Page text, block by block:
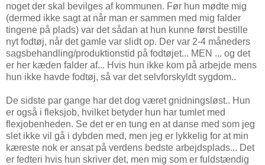
noget der skal bevilges af kommunen. Før hun mødte mig
(dermed ikke sagt at når man er sammen med mig falder
tingene på plads) var det sådan at hun kunne først bestille
nyt fodtøj, når det gamle var slidt op. Der var 2-4 måneders
sagsbehandling/produktionstid på fodtøjet... MEN ... og det
er her kæden falder af... Hvis hun ikke kom på arbejde mens
hun ikke havde fodtøj, så var det selvforskyldt sygdom..
De sidste par gange har det dog været gnidningsløst.. Hun
er også i fleksjob, hvilket betyder hun har tumlet med
flexjobenheden. Se det er en tung en at danse med som jeg
slet ikke vil gå i dybden med, men jeg er lykkelig for at min
kæreste nok er ansat på verdens bedste arbejdsplads... Det
er fedteri hvis hun skriver det, men mig som er fuldstændig